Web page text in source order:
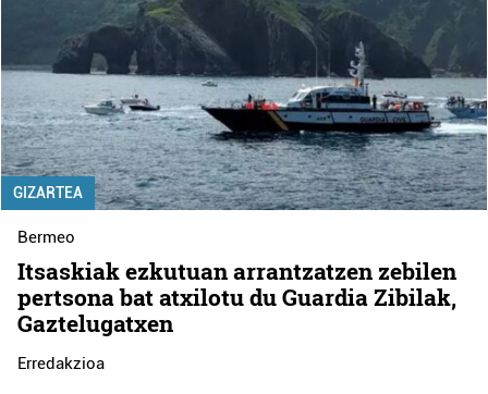
GIZARTEA
Bermeo
Itsaskiak ezkutuan arrantzatzen zebilen
pertsona bat atxilotu du Guardia Zibilak,
Gaztelugatxen
Erredakzioa